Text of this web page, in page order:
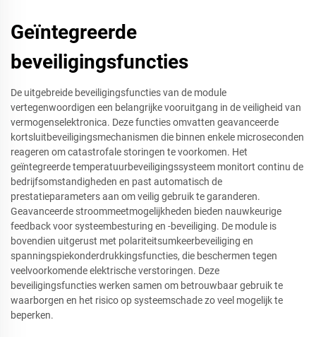
Geïntegreerde
beveiligingsfuncties
De uitgebreide beveiligingsfuncties van de module
vertegenwoordigen een belangrijke vooruitgang in de veiligheid van
vermogenselektronica. Deze functies omvatten geavanceerde
kortsluitbeveiligingsmechanismen die binnen enkele microseconden
reageren om catastrofale storingen te voorkomen. Het
geïntegreerde temperatuurbeveiligingssysteem monitort continu de
bedrijfsomstandigheden en past automatisch de
prestatieparameters aan om veilig gebruik te garanderen.
Geavanceerde stroommeetmogelijkheden bieden nauwkeurige
feedback voor systeembesturing en -beveiliging. De module is
bovendien uitgerust met polariteitsumkeerbeveiliging en
spanningspiekonderdrukkingsfuncties, die beschermen tegen
veelvoorkomende elektrische verstoringen. Deze
beveiligingsfuncties werken samen om betrouwbaar gebruik te
waarborgen en het risico op systeemschade zo veel mogelijk te
beperken.